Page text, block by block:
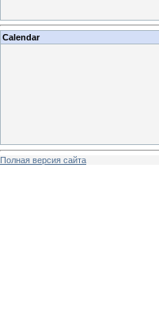
Calendar
Полная версия сайта